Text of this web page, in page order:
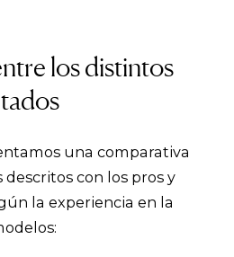
los distintos
una comparativa
con los pros y
la experiencia en la